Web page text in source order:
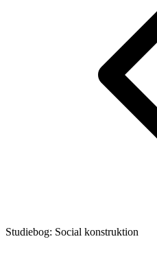
Studiebog: Social konstruktion